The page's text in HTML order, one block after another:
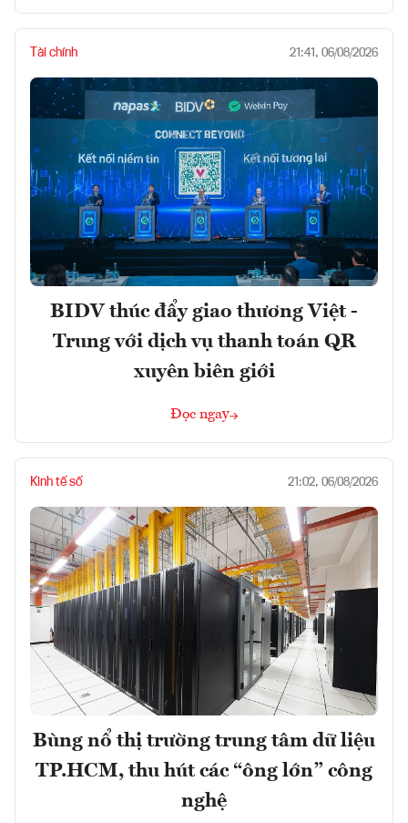
Tài chính 21:41, 06/08/2026
BIDV thúc đẩy giao thương Việt -
Trung với dịch vụ thanh toán QR
xuyên biên giới
Đọc ngay
Kinh tế số 21:02, 06/08/2026
Bùng nổ thị trường trung tâm dữ liệu
TP.HCM, thu hút các “ông lớn” công
nghệ